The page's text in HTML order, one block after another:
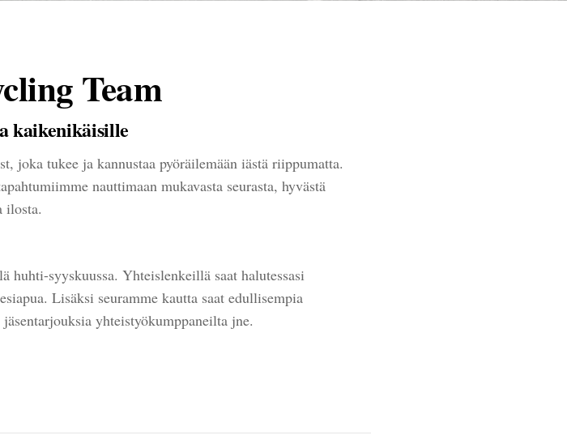
Team
kaikenikäisille
joka tukee ja kannustaa pyöräilemään iästä riippumatta.
nauttimaan mukavasta seurasta, hyvästä
ilosta.
huhti-syyskuussa. Yhteislenkeillä saat halutessasi
Lisäksi seuramme kautta saat edullisempia
yhteistyökumppaneilta jne.